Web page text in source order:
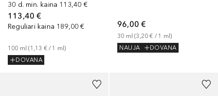
30 d. min. kaina 113,40 €
113,40 €
Reguliari kaina 189,00 €
100 ml (1,13 € / 1 ml)
DOVANA
96,00 €
30 ml (3,20 € / 1 ml)
NAUJA
DOVANA